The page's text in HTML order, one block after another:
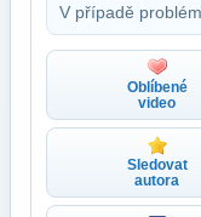
V případě
Oblíbené
video
Sledovat
autora